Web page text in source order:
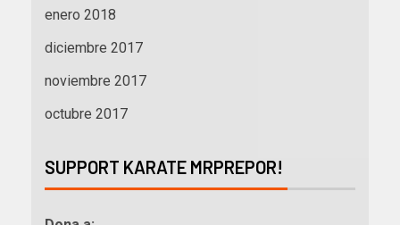
enero 2018
diciembre 2017
noviembre 2017
octubre 2017
SUPPORT KARATE MRPREPOR!